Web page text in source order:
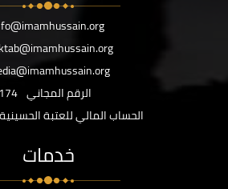
الرقم المجاني 174
الحساب المالي للعتبة
خدمات